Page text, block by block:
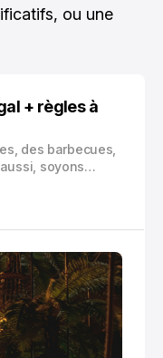
ou une
+ règles à
des barbecues,
soyons